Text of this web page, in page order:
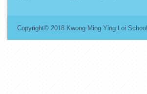
Copyright© 2018 Kwong Ming Ying Loi